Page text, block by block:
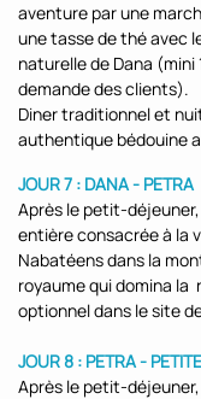
aventure par une
une tasse de thé avec
naturelle de Dana
demande des clients).
Diner traditionnel et
authentique bédouine
JOUR 7 : DANA - PETRA
Après le petit-
entière consacrée à la
Nabatéens dans la
royaume qui domina la
optionnel dans le site
JOUR 8 : PETRA -
Après le petit-